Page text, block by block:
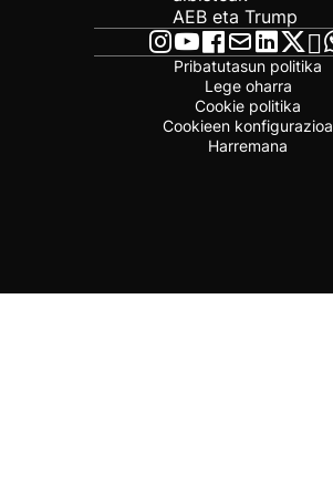
AEB eta Trump
Pribatutasun politika
Lege oharra
Cookie politika
Cookieen konfigurazioa
Harremana